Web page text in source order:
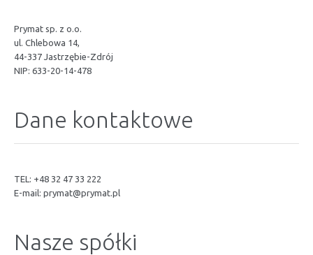
Prymat sp. z o.o.
ul. Chlebowa 14,
44-337 Jastrzębie-Zdrój
NIP: 633-20-14-478
Dane kontaktowe
TEL: +48 32 47 33 222
E-mail: prymat@prymat.pl
Nasze spółki